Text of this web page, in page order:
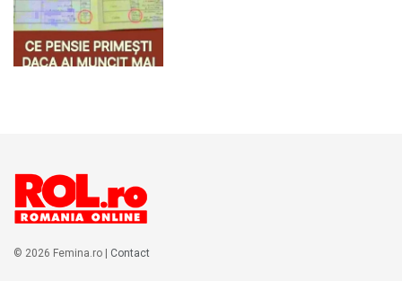
© 2026 Femina.ro | Contact